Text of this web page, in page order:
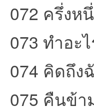
072 ครึ่งห
073 ทำอะ
074 คิดถึง
075 คืนข้า